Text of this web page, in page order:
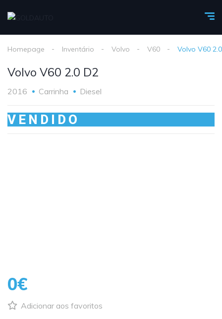
Homepage Inventário Volvo V60 Volvo V60
Volvo V60 2.0 D2
2016 Carrinha Diesel
VENDIDO
0€
Adicionar aos favoritos